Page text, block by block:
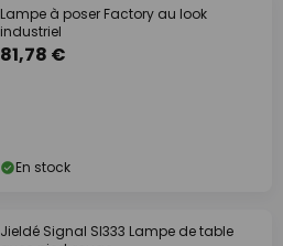
Lampe à poser Factory au look
industriel
81,78 €
En stock
Jieldé Signal SI333 Lampe de table